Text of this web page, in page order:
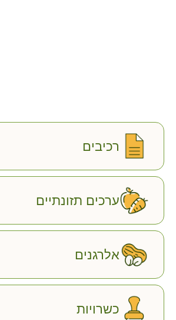
רכיבים
ערכים תזונתיים
אלרגנים
כשרויות